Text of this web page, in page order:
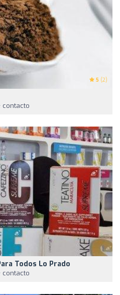
5 (2)
contacto
Todos Lo Prado
contacto